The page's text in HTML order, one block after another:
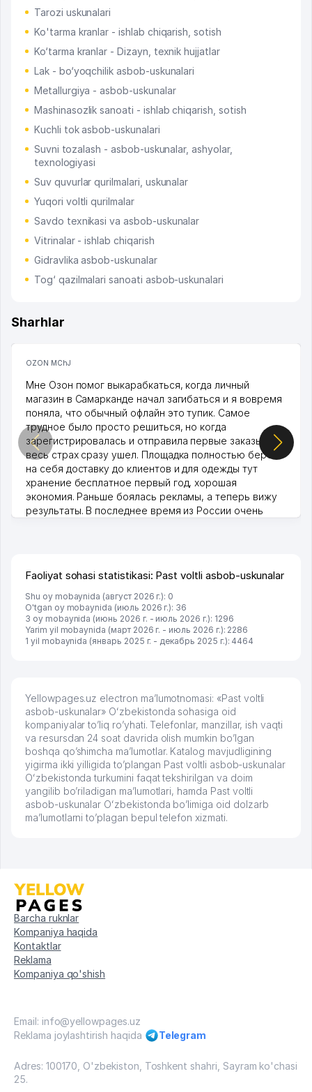
Tarozi uskunalari
Ko'tarma kranlar - ishlab chiqarish, sotish
Ko‘tarma kranlar - Dizayn, texnik hujjatlar
Lak - bo‘yoqchilik asbob-uskunalari
Metallurgiya - asbob-uskunalar
Mashinasozlik sanoati - ishlab chiqarish, sotish
Kuchli tok asbob-uskunalari
Suvni tozalash - asbob-uskunalar, ashyolar,
texnologiyasi
Suv quvurlar qurilmalari, uskunalar
Yuqori voltli qurilmalar
Savdo texnikasi va asbob-uskunalar
Vitrinalar - ishlab chiqarish
Gidravlika asbob-uskunalar
Tog‘ qazilmalari sanoati asbob-uskunalari
Sharhlar
OZON MChJ
Мне Озон помог выкарабкаться, когда личный
магазин в Самарканде начал загибаться и я вовремя
поняла, что обычный офлайн это тупик. Самое
трудное было просто решиться, но когда
зарегистрировалась и отправила первые заказы,
весь страх сразу ушел. Площадка полностью берет
на себя доставку до клиентов и для одежды тут
хранение бесплатное первый год, хорошая
экономия. Раньше боялась рекламы, а теперь вижу
результаты. В последнее время из России очень
Faoliyat sohasi statistikasi: Past voltli asbob-uskunalar
Shu oy mobaynida (август 2026 г.): 0
O'tgan oy mobaynida (июль 2026 г.): 36
3 oy mobaynida (июнь 2026 г. - июль 2026 г.): 1296
Yarim yil mobaynida (март 2026 г. - июль 2026 г.): 2286
1 yil mobaynida (январь 2025 г. - декабрь 2025 г.): 4464
Yellowpages.uz electron ma’lumotnomasi: «Past voltli
asbob-uskunalar» Oʻzbekistonda sohasiga oid
kompaniyalar to’liq ro’yhati. Telefonlar, manzillar, ish vaqti
va resursdan 24 soat davrida olish mumkin bo’lgan
boshqa qo’shimcha ma’lumotlar. Katalog mavjudligining
yigirma ikki yilligida to’plangan Past voltli asbob-uskunalar
Oʻzbekistonda turkumini faqat tekshirilgan va doim
yangilib bo’riladigan ma’lumotlari, hamda Past voltli
asbob-uskunalar Oʻzbekistonda bo’limiga oid dolzarb
ma’lumotlarni to’plagan bepul telefon xizmati.
Barcha ruknlar
Kompaniya haqida
Kontaktlar
Reklama
Kompaniya qo'shish
Email: info@yellowpages.uz
Reklama joylashtirish haqida
Telegram
Adres: 100170, O'zbekiston, Toshkent shahri, Sayram ko'chasi
25.